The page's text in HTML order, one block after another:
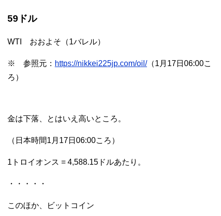
59ドル
WTI おおよそ（1バレル）
※ 参照元： https://nikkei225jp.com/oil/（1月17日06:00こ
ろ）
金は下落、とはいえ高いところ。
（日本時間1月17日06:00ころ）
1トロイオンス = 4,588.15ドルあたり。
・・・・・
このほか、ビットコイン